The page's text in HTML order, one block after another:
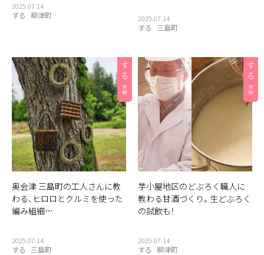
2025.07.14
する 柳津町 2025.07.14
する 三島町
奥会津 三島町の工人さんに教
わる、ヒロロとクルミを使った
編み組細…
2025.07.14
する 三島町
芋小屋地区のどぶろく職人に
教わる甘酒づくり。生どぶろく
の試飲も！
2025.07.14
する 柳津町